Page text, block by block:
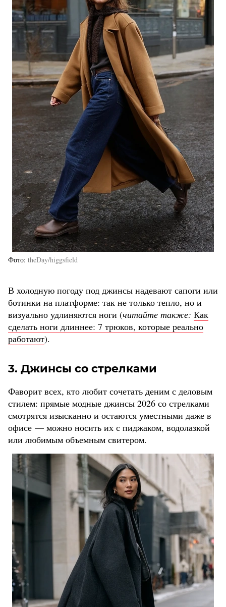
Фото theDay/higgsfield
В холодную погоду под джинсы надевают сапоги или
ботинки на платформе: так не только тепло, но и
визуально удлиняются ноги (читайте также: Как
сделать ноги длиннее: 7 трюков, которые реально
работают).
3. Джинсы со стрелками
Фаворит всех, кто любит сочетать деним с деловым
стилем: прямые модные джинсы 2026 со стрелками
смотрятся изысканно и остаются уместными даже в
офисе — можно носить их с пиджаком, водолазкой
или любимым объемным свитером.